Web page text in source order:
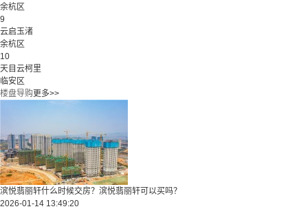
余杭区
9
云启玉渚
余杭区
10
天目云柯里
临安区
楼盘导购更多>>
滨悦翡丽轩什么时候交房？滨悦翡丽轩可以买吗？
2026-01-14 13:49:20